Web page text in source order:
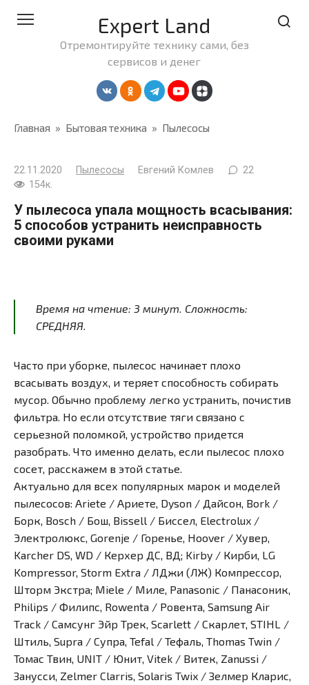
Expert Land
Отремонтируйте технику сами, без
сервисов и денег
Главная » Бытовая техника » Пылесосы
22.11.2020 Пылесосы Евгений Комлев
22
154к.
У пылесоса упала мощность всасывания:
5 способов устранить неисправность
своими руками
Время на чтение: 3 минут . Сложность:
СРЕДНЯЯ.
Часто при уборке, пылесос начинает плохо
всасывать воздух, и теряет способность собирать
мусор. Обычно проблему легко устранить, почистив
фильтра. Но если отсутствие тяги связано с
серьезной поломкой, устройство придется
разобрать. Что именно делать, если пылесос плохо
сосет, расскажем в этой статье.
Актуально для всех популярных марок и моделей
пылесосов: Ariete / Ариете, Dyson / Дайсон, Bork /
Борк, Bosch / Бош, Bissell / Биссел, Electrolux /
Электролюкс, Gorenje / Горенье, Hoover / Хувер,
Karcher DS, WD / Керхер ДС, ВД; Kirby / Кирби, LG
Kompressor, Storm Extra / ЛДжи (ЛЖ) Компрессор,
Шторм Экстра; Miele / Миле, Panasonic / Панасоник,
Philips / Филипс, Rowenta / Ровента, Samsung Air
Track / Самсунг Эйр Трек, Scarlett / Скарлет, STIHL /
Штиль, Supra / Супра, Tefal / Тефаль, Thomas Twin /
Томас Твин, UNIT / Юнит, Vitek / Витек, Zanussi /
Занусси, Zelmer Clarris, Solaris Twix / Зелмер Кларис,